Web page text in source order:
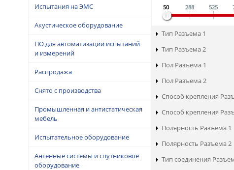
Испытания на ЭМС
Акустическое оборудование
ПО для автоматизации испытаний
и измерений
Распродажа
Снято с производства
Промышленная и антистатическая
мебель
Испытательное оборудование
Антенные системы и спутниковое
оборудование
50 288 525
Тип Разъема 1
Тип Разъема 2
Пол Разъема 1
Пол Разъема 2
Способ крепления
Способ крепления
Полярность Разъема 1
Полярность Разъема 2
Тип соединения